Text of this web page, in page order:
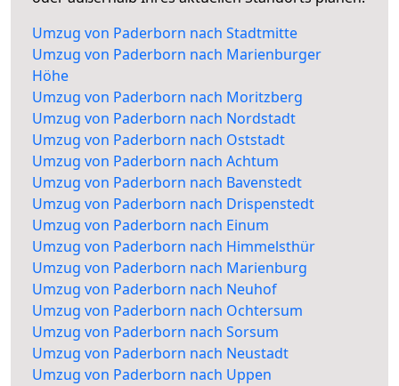
Umzug von Paderborn nach Stadtmitte
Umzug von Paderborn nach Marienburger
Höhe
Umzug von Paderborn nach Moritzberg
Umzug von Paderborn nach Nordstadt
Umzug von Paderborn nach Oststadt
Umzug von Paderborn nach Achtum
Umzug von Paderborn nach Bavenstedt
Umzug von Paderborn nach Drispenstedt
Umzug von Paderborn nach Einum
Umzug von Paderborn nach Himmelsthür
Umzug von Paderborn nach Marienburg
Umzug von Paderborn nach Neuhof
Umzug von Paderborn nach Ochtersum
Umzug von Paderborn nach Sorsum
Umzug von Paderborn nach Neustadt
Umzug von Paderborn nach Uppen